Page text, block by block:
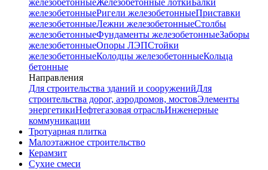
железобетонныеЖелезобетонные лоткиБалки
железобетонныеРигели железобетонныеПриставки
железобетонныеЛежни железобетонныеСтолбы
железобетонныеФундаменты железобетонныеЗаборы
железобетонныеОпоры ЛЭПСтойки
железобетонныеКолодцы железобетонныеКольца
бетонные
Направления
Для строительства зданий и сооруженийДля
строительства дорог, аэродромов, мостовЭлементы
энергетикиНефтегазовая отрасльИнженерные
коммуникации
Тротуарная плитка
Малоэтажное строительство
Керамзит
Сухие смеси